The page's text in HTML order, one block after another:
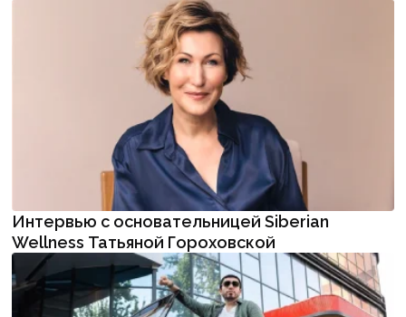
Интервью с основательницей Siberian
Wellness Татьяной Гороховской